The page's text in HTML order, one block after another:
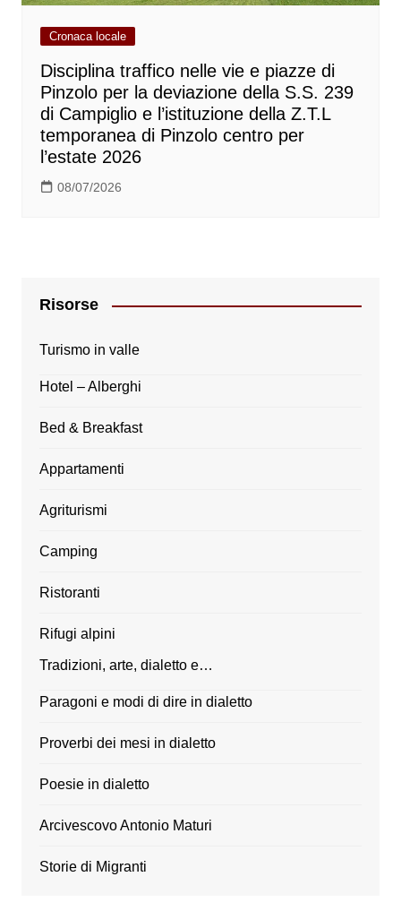
Cronaca locale
Disciplina traffico nelle vie e piazze di
Pinzolo per la deviazione della S.S. 239
di Campiglio e l’istituzione della Z.T.L
temporanea di Pinzolo centro per
l’estate 2026
08/07/2026
Risorse
Turismo in valle
Hotel – Alberghi
Bed & Breakfast
Appartamenti
Agriturismi
Camping
Ristoranti
Rifugi alpini
Tradizioni, arte, dialetto e…
Paragoni e modi di dire in dialetto
Proverbi dei mesi in dialetto
Poesie in dialetto
Arcivescovo Antonio Maturi
Storie di Migranti